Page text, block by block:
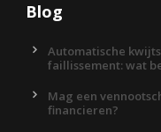
Blog
Automatische
faillissement: wat
Mag een
financieren?